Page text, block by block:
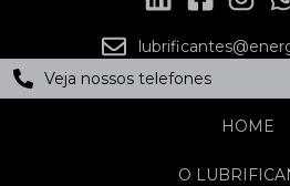
Veja nossos telefones
HOME
O